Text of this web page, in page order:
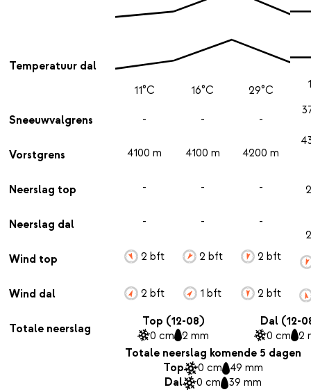
Temperatuur dal
Sneeuwvalgrens
Vorstgrens
Neerslag top
Neerslag dal
Wind top
Wind dal
Totale neerslag
11°C
-
4100 m
-
-
2 bft
2 bft
16°C
-
4100 m
-
-
2 bft
1 bft
29°C
-
4200 m
-
-
2 bft
2 bft
Top (12-08)
0 cm 2 mm
Dal (12-
0 cm 2
Totale neerslag komende 5 dagen
Top
0 cm 49 mm
Dal
0 cm 39 mm